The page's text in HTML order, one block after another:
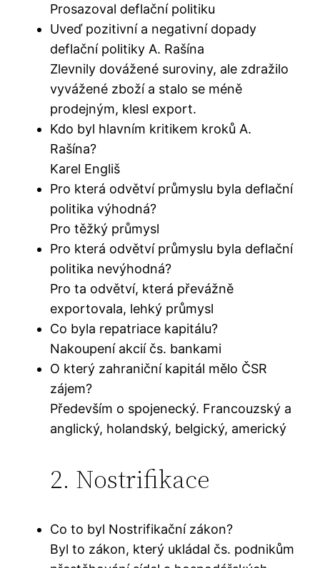
Prosazoval deflační politiku
Uveď pozitivní a negativní dopady
deflační politiky A. Rašína
Zlevnily dovážené suroviny, ale zdražilo
vyvážené zboží a stalo se méně
prodejným, klesl export.
Kdo byl hlavním kritikem kroků A.
Rašína?
Karel Engliš
Pro která odvětví průmyslu byla deflační
politika výhodná?
Pro těžký průmysl
Pro která odvětví průmyslu byla deflační
politika nevýhodná?
Pro ta odvětví, která převážně
exportovala, lehký průmysl
Co byla repatriace kapitálu?
Nakoupení akcií čs. bankami
O který zahraniční kapitál mělo ČSR
zájem?
Především o spojenecký. Francouzský a
anglický, holandský, belgický, americký
2. Nostrifikace
Co to byl Nostrifikační zákon?
Byl to zákon, který ukládal čs. podnikům